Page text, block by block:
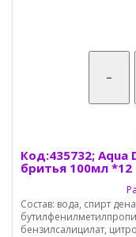
-
Код:435732; Aqua
бритья 100мл *12
Состав: вода, спирт
бензилсалицилат,